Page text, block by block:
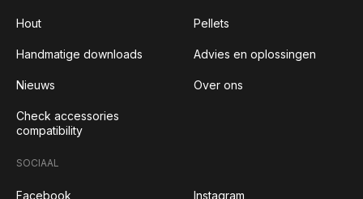
Hout Pellets
Handmatige downloads Advies en oplossingen
Nieuws Over ons
Check accessories
compatibility
SOCIAAL
Facebook Instagram